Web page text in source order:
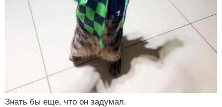
Знать бы еще, что он задумал.